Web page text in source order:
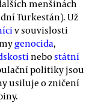
menšinách
Turkestán). Už
v souvislosti
genocida,
nebostátní
politiky jsou
usiluje o zničení